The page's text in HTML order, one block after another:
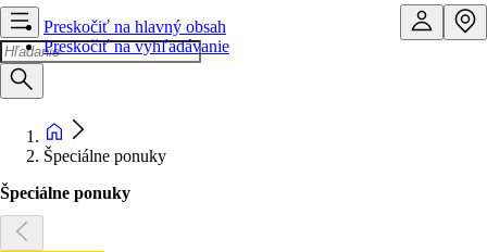
Preskočiť na hlavný obsah
Preskočiť na vyhľadávanie
Špeciálne ponuky
Špeciálne ponuky